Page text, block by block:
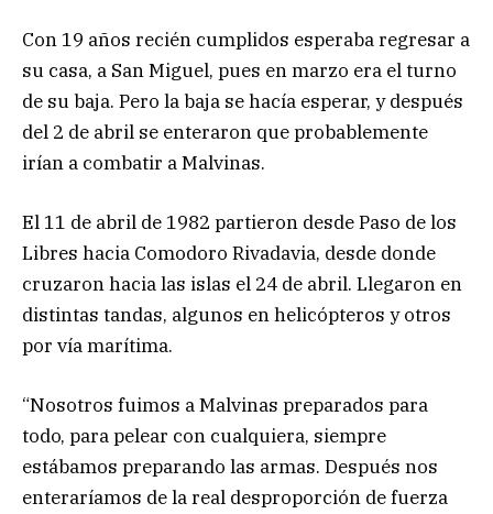
Con 19 años recién cumplidos esperaba regresar a
su casa, a San Miguel, pues en marzo era el turno
de su baja. Pero la baja se hacía esperar, y después
del 2 de abril se enteraron que probablemente
irían a combatir a Malvinas.
El 11 de abril de 1982 partieron desde Paso de los
Libres hacia Comodoro Rivadavia, desde donde
cruzaron hacia las islas el 24 de abril. Llegaron en
distintas tandas, algunos en helicópteros y otros
por vía marítima.
“Nosotros fuimos a Malvinas preparados para
todo, para pelear con cualquiera, siempre
estábamos preparando las armas. Después nos
enteraríamos de la real desproporción de fuerza